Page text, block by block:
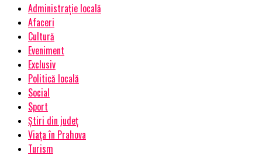
Administrație locală
Afaceri
Cultură
Eveniment
Exclusiv
Politică locală
Social
Sport
Știri din județ
Viața în Prahova
Turism